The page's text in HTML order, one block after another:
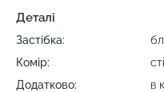
Деталі
Застібка:
Комір:
Додатково:
в